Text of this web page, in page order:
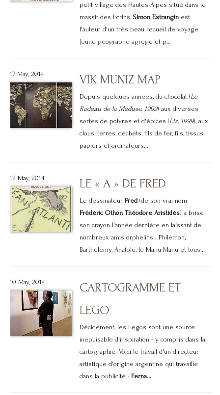
petit village des Hautes-Alpes situé dans le
massif des Écrins, Simon Estranginest
l'auteur d'un très beau recueil de voyage.
Jeune géographe agrégé et p...
17 May, 2014 VIK MUNIZ MAP
Depuis quelques années, du chocolat (Le
Radeau de la Méduse, 1999) aux diverses
sortes de poivres et d'épices (Liz, 1999), aux
clous, terres, déchets, fils de fer, fils, tissus,
papiers et ordinateurs...
12 May, 2014 LE « A » DE FRED
Le dessinateur Fred(de son vrai nom
Frédéric Othon Théodore Aristidès) a brisé
son crayon l'année dernière en laissant de
nombreux amis orphelins : Philémon,
Barthélémy, Anatole, le Manu Manu et tous...
10 May, 2014
CARTOGRAMME ET
LEGO
Décidément, les Legos sont une source
inépuisable d'inspiration - y compris dans la
cartographie. Voici le travail d'un directeur
artistique d'origine argentine qui travaille
dans la publicité : Ferna...